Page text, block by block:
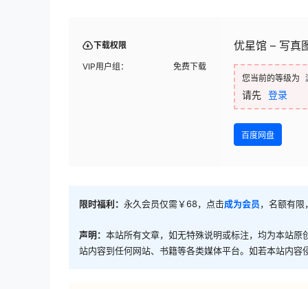
下载权限
VIP用户组： 免费下载
优星馆 – 写真
您当前的等级为
请先 登录
百度网盘
限时福利： 永久会员仅需￥68，点击成为会员，名额有
声明： 本站所有文章，如无特殊说明或标注，均为本站
站内容到任何网站、书籍等各类媒体平台。如若本站内